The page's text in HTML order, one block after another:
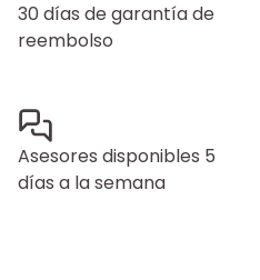
30 días de garantía de
reembolso
Asesores disponibles 5
días a la semana